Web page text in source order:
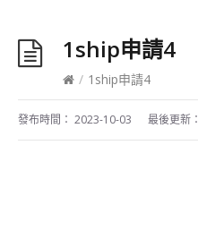
1ship申請4
/ 1ship申請4
發布時間： 2023-10-03 最後更新：